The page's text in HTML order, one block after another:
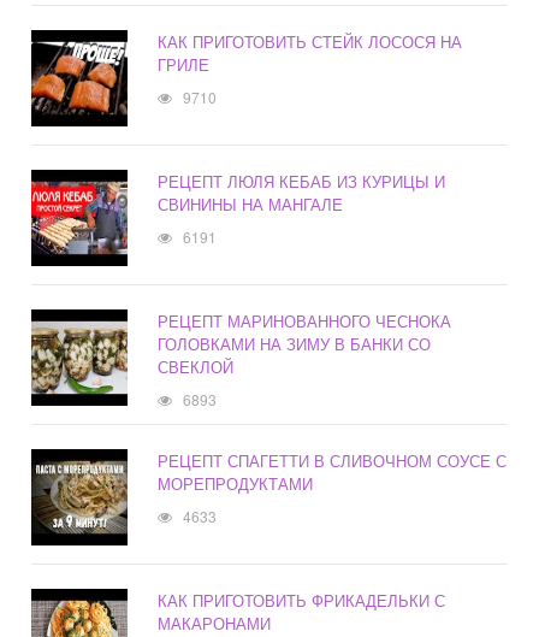
КАК ПРИГОТОВИТЬ СТЕЙК ЛОСОСЯ НА
ГРИЛЕ
9710
РЕЦЕПТ ЛЮЛЯ КЕБАБ ИЗ КУРИЦЫ И
СВИНИНЫ НА МАНГАЛЕ
6191
РЕЦЕПТ МАРИНОВАННОГО ЧЕСНОКА
ГОЛОВКАМИ НА ЗИМУ В БАНКИ СО
СВЕКЛОЙ
6893
РЕЦЕПТ СПАГЕТТИ В СЛИВОЧНОМ СОУСЕ С
МОРЕПРОДУКТАМИ
4633
КАК ПРИГОТОВИТЬ ФРИКАДЕЛЬКИ С
МАКАРОНАМИ